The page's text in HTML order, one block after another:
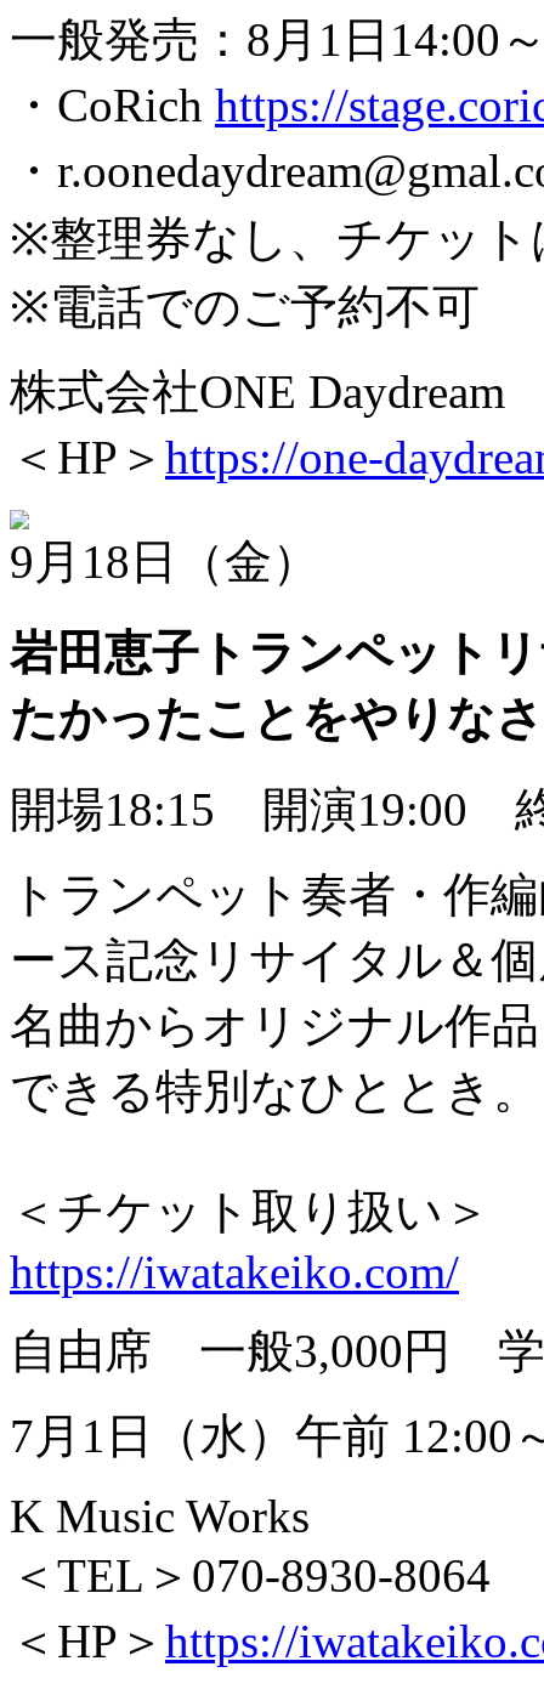
一般発売：8月1日14:00
・CoRich https://
・
※整理券なし、チケッ
※電話でのご予約不可
株式会社ONE Daydream
＜HP＞ https://one-
9月18日（金）
岩田恵子トランペット
たかったことをやりな
開場18:15 開演19:00
トランペット奏者・作
ース記念リサイタル＆
名曲からオリジナル作
できる特別なひととき。
＜チケット取り扱い＞
https://iwatakeiko.com/
自由席 一般3,000円 学
7月1日（水）午前 12:00
K Music Works
＜TEL＞070-8930-8064
＜HP＞ https://